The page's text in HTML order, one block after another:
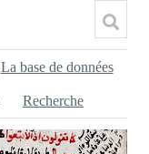
La base de données
Recherche